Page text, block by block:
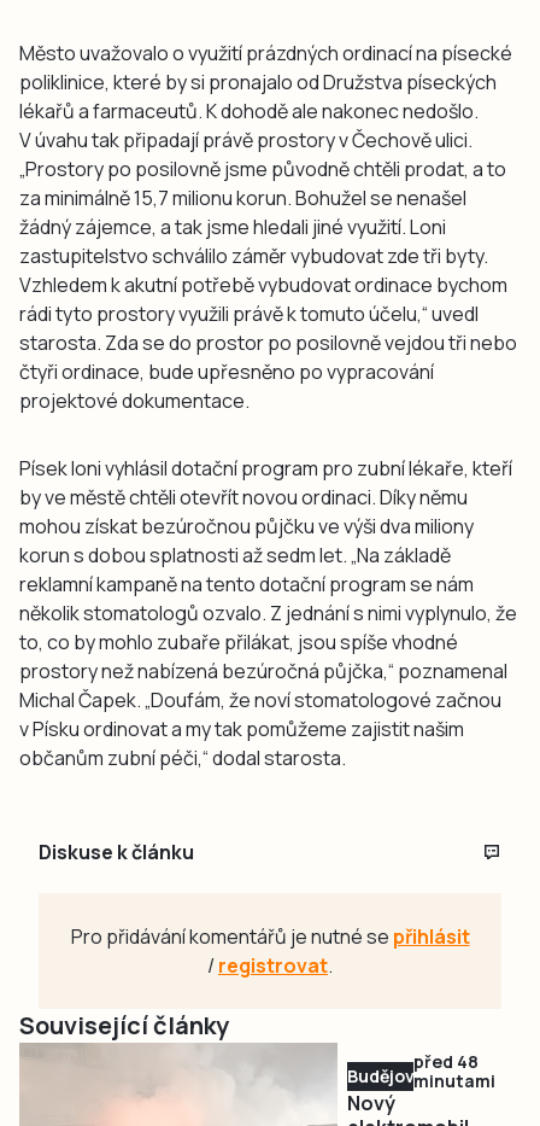
Město uvažovalo o využití prázdných ordinací na písecké
poliklinice, které by si pronajalo od Družstva píseckých
lékařů a farmaceutů. K dohodě ale nakonec nedošlo.
V úvahu tak připadají právě prostory v Čechově ulici.
„Prostory po posilovně jsme původně chtěli prodat, a to
za minimálně 15,7 milionu korun. Bohužel se nenašel
žádný zájemce, a tak jsme hledali jiné využití. Loni
zastupitelstvo schválilo záměr vybudovat zde tři byty.
Vzhledem k akutní potřebě vybudovat ordinace bychom
rádi tyto prostory využili právě k tomuto účelu,“ uvedl
starosta. Zda se do prostor po posilovně vejdou tři nebo
čtyři ordinace, bude upřesněno po vypracování
projektové dokumentace.
Písek loni vyhlásil dotační program pro zubní lékaře, kteří
by ve městě chtěli otevřít novou ordinaci. Díky němu
mohou získat bezúročnou půjčku ve výši dva miliony
korun s dobou splatnosti až sedm let. „Na základě
reklamní kampaně na tento dotační program se nám
několik stomatologů ozvalo. Z jednání s nimi vyplynulo, že
to, co by mohlo zubaře přilákat, jsou spíše vhodné
prostory než nabízená bezúročná půjčka,“ poznamenal
Michal Čapek. „Doufám, že noví stomatologové začnou
v Písku ordinovat a my tak pomůžeme zajistit našim
občanům zubní péči,“ dodal starosta.
Diskuse k článku
Pro přidávání komentářů je nutné se přihlásit
/registrovat.
Související články
Budějovicko
před 48
minutami
Nový